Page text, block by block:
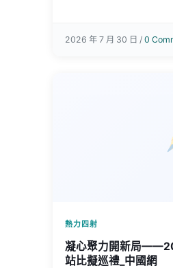
2026 年 7 月 30 日 /0
熱力四射
凝心聚力開新局
站比擬巡禮_中國網